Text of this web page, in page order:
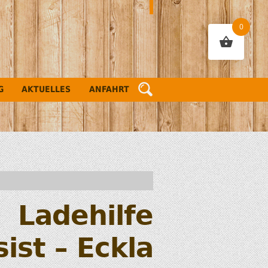
AKTUELLES ANFAHRT
Ladehilfe
– Eckla
0